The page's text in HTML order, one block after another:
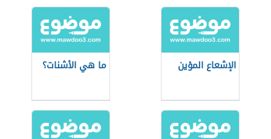
الإشعاع المؤين ما هي الأشنات؟